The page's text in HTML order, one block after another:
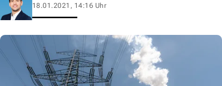
18.01.2021, 14:16 Uhr